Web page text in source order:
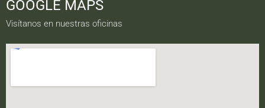
GOOGLE MAPS
Visítanos en nuestras oficinas